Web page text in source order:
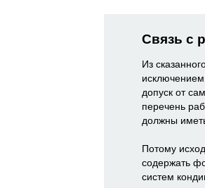
Связь с
Из
допуск от
перечень
должны
Потому
содержать
систем